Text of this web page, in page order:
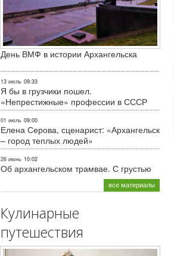
День ВМФ в истории Архангельска
13 июль 09:33
Я бы в грузчики пошел.
«Непрестижные» профессии в СССР
01 июль 09:00
Елена Серова, сценарист: «Архангельск
– город теплых людей»
26 июнь 10:02
Об архангельском трамвае. С грустью
все материалы
Кулинарные
путешествия